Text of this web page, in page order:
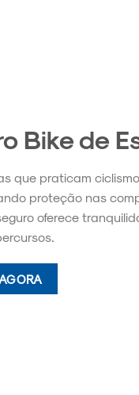
Bike de
que praticam
proteção nas
oferece